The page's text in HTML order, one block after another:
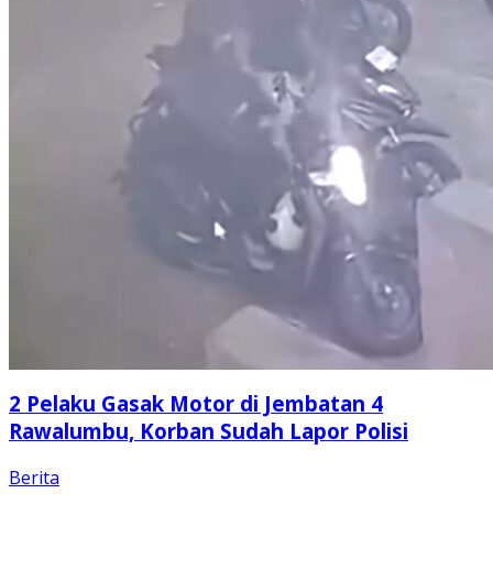
2 Pelaku Gasak Motor di Jembatan 4
Rawalumbu, Korban Sudah Lapor Polisi
Berita